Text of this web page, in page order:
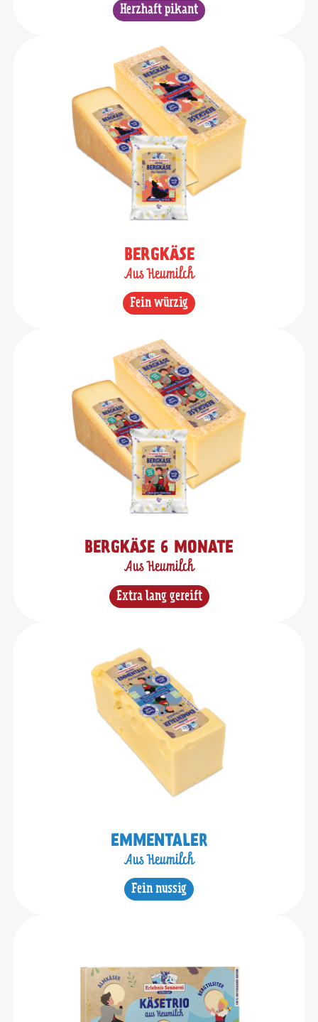
Herzhaft pikant
BERGKÄSE
Aus Heumilch
Fein würzig
BERGKÄSE 6 MONATE
Aus Heumilch
Extra lang gereift
EMMENTALER
Aus Heumilch
Fein nussig